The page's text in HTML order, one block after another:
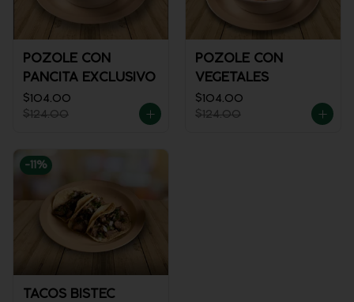
POZOLE CON
PANCITA EXCLUSIVO
$104.00
$124.00
POZOLE CON
VEGETALES
$104.00
$124.00
-11 %
TACOS BISTEC